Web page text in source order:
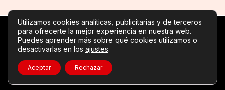
Copyright © Todos los derechos reservados -
noticiasdeinformatica.es
Política de privacidad-Política de cookies
Utilizamos cookies analíticas, publicitarias y de terceros
para ofrecerte la mejor experiencia en nuestra web.
Puedes aprender más sobre qué cookies utilizamos o
desactivarlas en los ajustes.
Aceptar Rechazar